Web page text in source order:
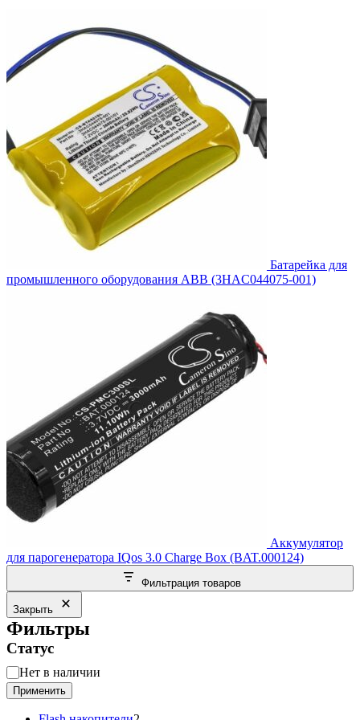
Батарейка для
промышленного оборудования ABB (3HAC044075-001)
Аккумулятор
для парогенератора IQos 3.0 Charge Box (BAT.000124)
Фильтрация товаров
Закрыть
Фильтры
Статус
Статус
Нет в наличии
Применить